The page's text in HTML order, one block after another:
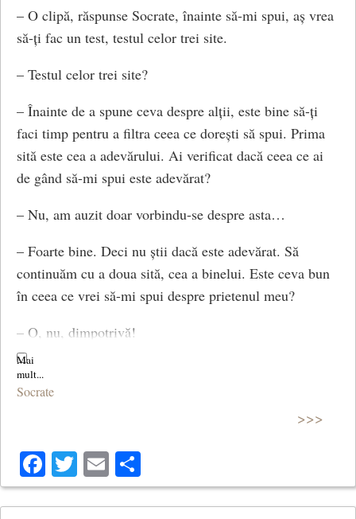
– O clipă, răspunse Socrate, înainte să-mi spui, aș vrea
să-ți fac un test, testul celor trei site.
– Testul celor trei site?
– Înainte de a spune ceva despre alții, este bine să-ți
faci timp pentru a filtra ceea ce dorești să spui. Prima
sită este cea a adevărului. Ai verificat dacă ceea ce ai
de gând să-mi spui este adevărat?
– Nu, am auzit doar vorbindu-se despre asta…
– Foarte bine. Deci nu știi dacă este adevărat. Să
continuăm cu a doua sită, cea a binelui. Este ceva bun
în ceea ce vrei să-mi spui despre prietenul meu?
– O, nu, dimpotrivă!
– Deci vrei să-mi spui lucruri rele despre el și nici nu
știi dacă sunt adevărate. A mai rămas a treia sită, cea a
utilității. Mă ajută pe mine cu ceva să știu ce ar fi făcut
– Nu chiar.
– Deci, a concluzionat Socrate, ceea ce voiai să-mi spui
Socrate
>>>
Facebook
Twitter
Email